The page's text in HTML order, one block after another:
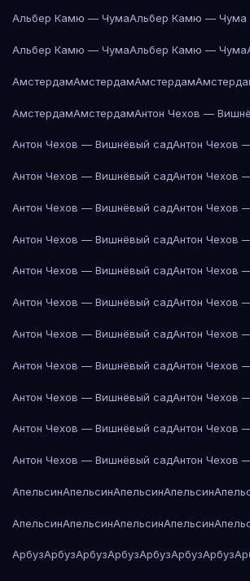
Альбер Камю — ЧумаАльбер Камю — Чума
Альбер Камю — ЧумаАльбер Камю — Чума
АмстердамАмстердамАмстердам
АмстердамАмстердамАнтон Чехов —
Антон Чехов — Вишнёвый садАнтон Чехов
Антон Чехов — Вишнёвый садАнтон Чехов
Антон Чехов — Вишнёвый садАнтон Чехов
Антон Чехов — Вишнёвый садАнтон Чехов
Антон Чехов — Вишнёвый садАнтон Чехов
Антон Чехов — Вишнёвый садАнтон Чехов
Антон Чехов — Вишнёвый садАнтон Чехов
Антон Чехов — Вишнёвый садАнтон Чехов
Антон Чехов — Вишнёвый садАнтон Чехов
Антон Чехов — Вишнёвый садАнтон Чехов
Антон Чехов — Вишнёвый садАнтон Чехов
АпельсинАпельсинАпельсинАпельсин
АпельсинАпельсинАпельсинАпельсин
АрбузАрбузАрбузАрбузАрбузАрбузАрбуз